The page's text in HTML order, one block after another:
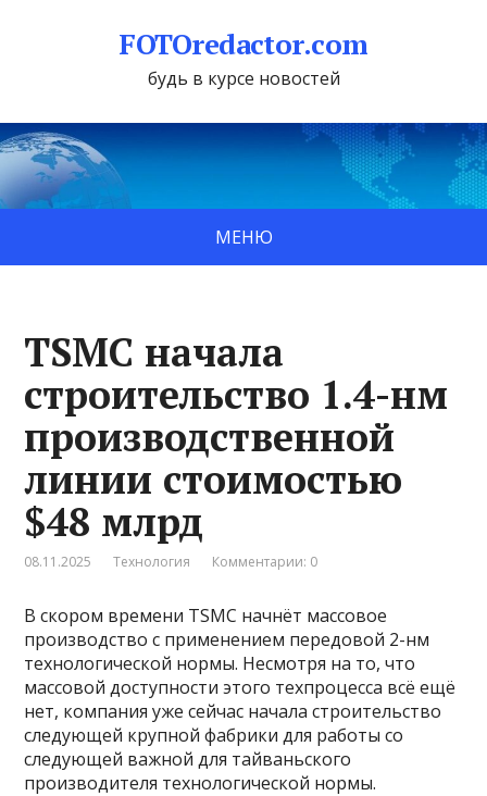
FOTOredactor.com
будь в курсе новостей
МЕНЮ
TSMC начала
строительство 1.4-нм
производственной
линии стоимостью
$48 млрд
08.11.2025 Технология Комментарии: 0
В скором времени TSMC начнёт массовое
производство с применением передовой 2-нм
технологической нормы. Несмотря на то, что
массовой доступности этого техпроцесса всё ещё
нет, компания уже сейчас начала строительство
следующей крупной фабрики для работы со
следующей важной для тайваньского
производителя технологической нормы.